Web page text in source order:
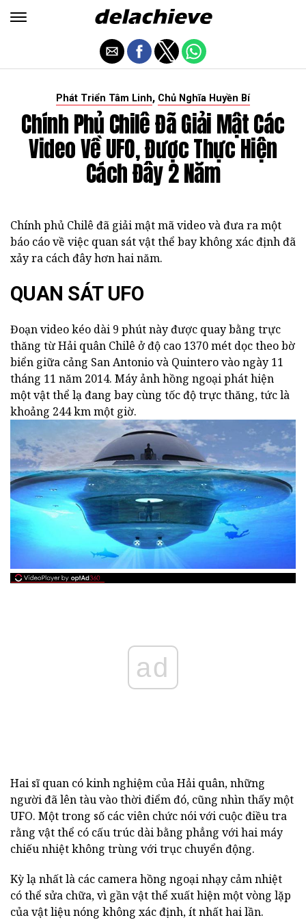
Phát Triển Tâm Linh, Chủ Nghĩa Huyền Bí
Chính Phủ Chilê Đã Giải Mật Các
Video Về UFO, Được Thực Hiện
Cách Đây 2 Năm
Chính phủ Chilê đã giải mật mã video và đưa ra một
báo cáo về việc quan sát vật thể bay không xác định đã
xảy ra cách đây hơn hai năm.
QUAN SÁT UFO
Đoạn video kéo dài 9 phút này được quay bằng trực
thăng từ Hải quân Chilê ở độ cao 1370 mét dọc theo bờ
biển giữa cảng San Antonio và Quintero vào ngày 11
tháng 11 năm 2014. Máy ảnh hồng ngoại phát hiện
một vật thể lạ đang bay cùng tốc độ trực thăng, tức là
khoảng 244 km một giờ.
ad
Hai sĩ quan có kinh nghiệm của Hải quân, những
người đã lên tàu vào thời điểm đó, cũng nhìn thấy một
UFO. Một trong số các viên chức nói với cuộc điều tra
rằng vật thể có cấu trúc dài bằng phẳng với hai máy
chiếu nhiệt không trùng với trục chuyển động.
Kỳ lạ nhất là các camera hồng ngoại nhạy cảm nhiệt
có thể sửa chữa, vì gần vật thể xuất hiện một vòng lặp
của vật liệu nóng không xác định, ít nhất hai lần.